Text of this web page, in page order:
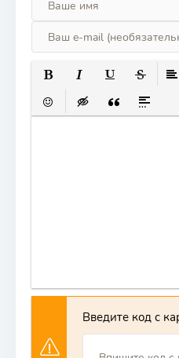
ПОЛУЖИРНЫЙ
КУРСИВ
ВСТАВИТЬ СМАЙЛИК
ВСТАВКАВСТАВКА
Введите код с